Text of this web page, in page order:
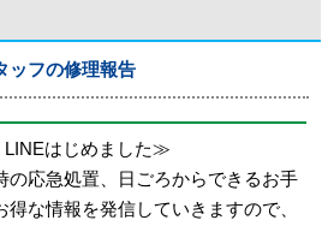
ッフの修理報告
はじめました≫
の応急処置、日ごろからできるお手
な情報を発信していきますので、